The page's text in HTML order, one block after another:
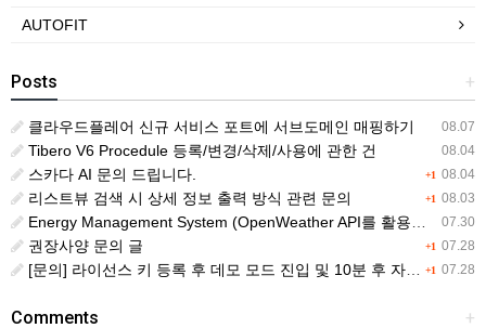
AUTOFIT
+
Posts
08.07
클라우드플레어 신규 서비스 포트에 서브도메인 매핑하기
08.04
Tibero V6 Procedule 등록/변경/삭제/사용에 관한 건
+1 08.04
스카다 AI 문의 드립니다.
+1 08.03
리스트뷰 검색 시 상세 정보 출력 방식 관련 문의
07.30
Energy Management System (OpenWeather API를 활용한 날씨 정보 조회)
+1 07.28
권장사양 문의 글
+1 07.28
[문의] 라이선스 키 등록 후 데모 모드 진입 및 10분 후 자동 종료 현상
+
Comments